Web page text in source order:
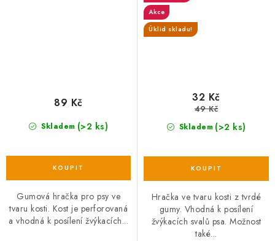
Skladem (>2 ks)
89 Kč
Gumová hračka pro psy ve
tvaru kosti. Kost je perforovaná
a vhodná k posílení žvýkacích...
Akce
Úklid skladu!
Skladem (>2 ks)
32 Kč
49 Kč
Hračka ve tvaru kosti z tvrdé
gumy. Vhodná k posílení
žvýkacích svalů psa. Možnost
také...